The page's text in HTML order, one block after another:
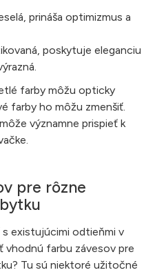
prináša optimizmus a
poskytuje eleganciu
farby môžu opticky
farby ho môžu zmenšiť.
významne prispieť k
pre rôzne
s existujúcimi odtieňmi v
vhodnú farbu závesov pre
Tu sú niektoré užitočné